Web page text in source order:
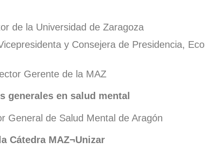
de la Universidad de Zaragoza
y Consejera de Presidencia,
Gerente de la MAZ
generales en salud mental
General de Salud Mental de Aragón
Cátedra MAZ¬Unizar